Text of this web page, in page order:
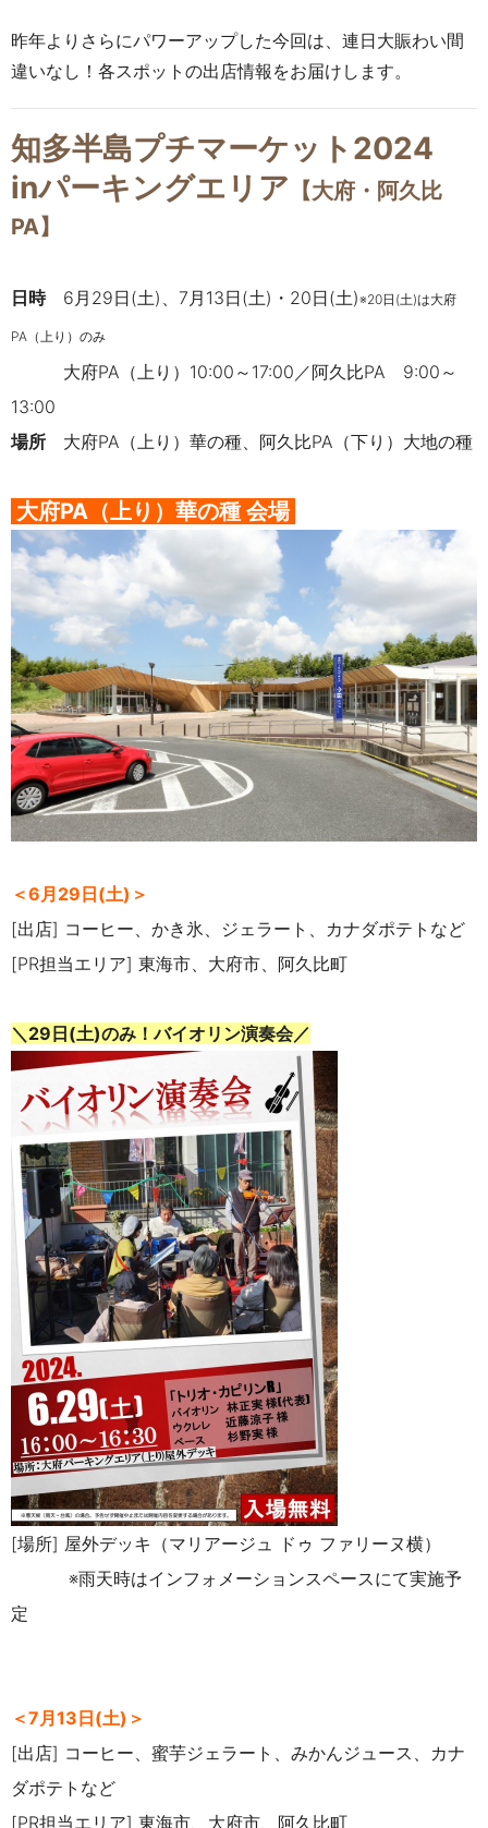
昨年よりさらにパワーアップした今回は、連日大賑わい間
違いなし！各スポットの出店情報をお届けします。
知多半島プチマーケット2024
inパーキングエリア 【大府・阿久比
PA】
日時6月29日(土)、7月13日(土)・20日(土)※20日(土)は大府
PA（上り）のみ
大府PA（上り）10:00～17:00／阿久比PA 9:00～
13:00
場所 大府PA（上り）華の種、阿久比PA（下り）大地の種
大府PA（上り） 華の種 会場
＜6月29日(土)＞
[出店] コーヒー、かき氷、ジェラート、カナダポテトなど
[PR担当エリア] 東海市、大府市、阿久比町
＼29日(土)のみ！バイオリン演奏会／
[場所] 屋外デッキ（マリアージュ ドゥ ファリーヌ横）
※雨天時はインフォメーションスペースにて実施予
定
＜7月13日(土)＞
[出店] コーヒー、蜜芋ジェラート、みかんジュース、カナ
ダポテトなど
[PR担当エリア] 東海市、大府市、阿久比町